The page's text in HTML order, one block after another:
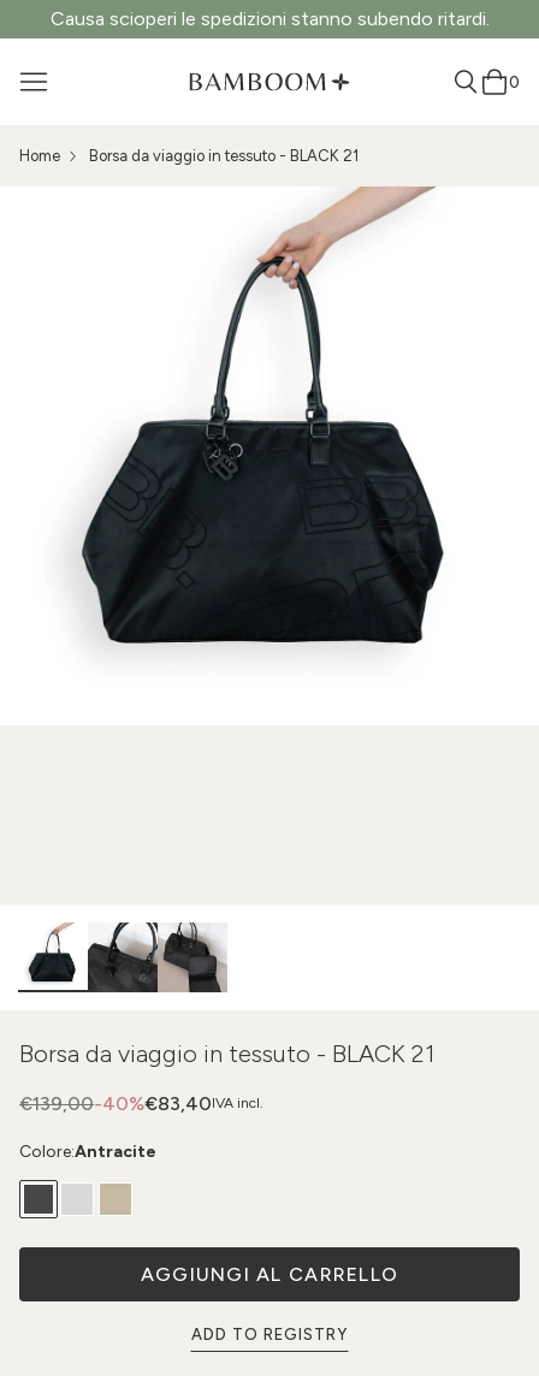
Causa scioperi le spedizioni stanno subendo ritardi.
0
Home Borsa da viaggio in tessuto - BLACK 21
Borsa da viaggio in tessuto - BLACK 21
IVA incl.
-40%
€139,00 €83,40
Colore:Antracite
AGGIUNGI AL CARRELLO
ADD TO REGISTRY